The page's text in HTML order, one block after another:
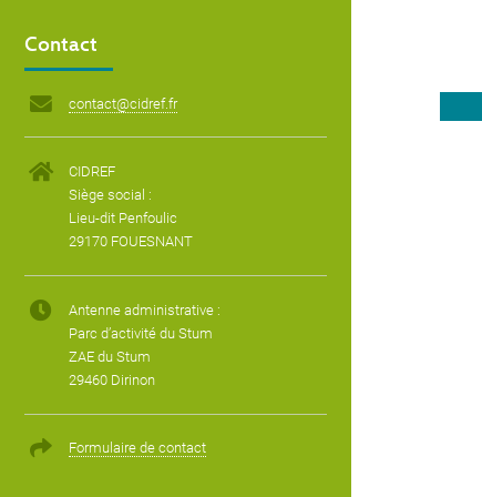
Contact
contact@cidref.fr
CIDREF
Siège social :
Lieu-dit Penfoulic
29170 FOUESNANT
Antenne administrative :
Parc d’activité du Stum
ZAE du Stum
29460 Dirinon
Formulaire de contact